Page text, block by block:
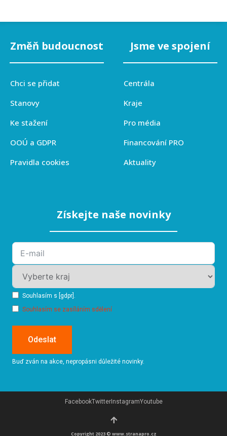
Změň budoucnost
Chci se přidat
Stanovy
Ke stažení
OOÚ a GDPR
Pravidla cookies
Jsme ve spojení
Centrála
Kraje
Pro média
Financování PRO
Aktuality
Získejte naše novinky
Souhlasím s [gdpr].
Souhlasím se zasíláním sdělení
Odeslat
Buď zván na akce, nepropásni důležité novinky.
Copyright 2023 © www.stranapro.cz
FacebookTwitterInstagramYoutube